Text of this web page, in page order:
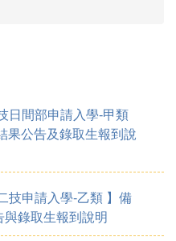
日間部申請入學-甲類
果公告及錄取生報到說
技申請入學-乙類 】備
錄取生報到說明